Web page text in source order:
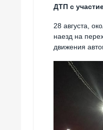
ДТП с
28 августа,
наезд на
движения